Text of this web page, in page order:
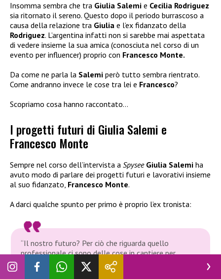
Insomma sembra che tra Giulia Salemi e Cecilia Rodriguez
sia ritornato il sereno. Questo dopo il periodo burrascoso a
causa della relazione tra Giulia e l’ex fidanzato della
Rodriguez. L’argentina infatti non si sarebbe mai aspettata
di vedere insieme la sua amica (conosciuta nel corso di un
evento per influencer) proprio con Francesco Monte.
Da come ne parla la Salemi però tutto sembra rientrato.
Come andranno invece le cose tra lei e Francesco?
Scopriamo cosa hanno raccontato…
I progetti futuri di Giulia Salemi e
Francesco Monte
Sempre nel corso dell’intervista a Spysee Giulia Salemi ha
avuto modo di parlare dei progetti futuri e lavorativi insieme
al suo fidanzato, Francesco Monte.
A darci qualche spunto per primo è proprio l’ex tronista:
“Il nostro futuro? Per ciò che riguarda quello
professionale ci sono delle cose in cantiere per
estate-autunno, però per il momento stiamo
aspettando perché qui devi stare un attimino attento